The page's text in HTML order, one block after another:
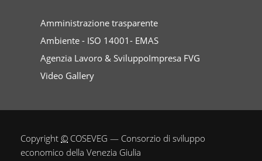
Amministrazione trasparente
Ambiente - ISO 14001- EMAS
Agenzia Lavoro & SviluppoImpresa FVG
Video Gallery
Copyright © COSEVEG — Consorzio di sviluppo
economico della Venezia Giulia